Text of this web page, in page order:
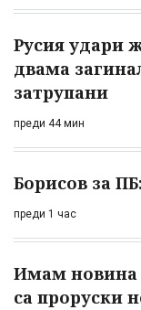
Русия удари
двама
затрупани
преди 44 мин
Борисов за
преди 1 час
Имам новина
са проруски